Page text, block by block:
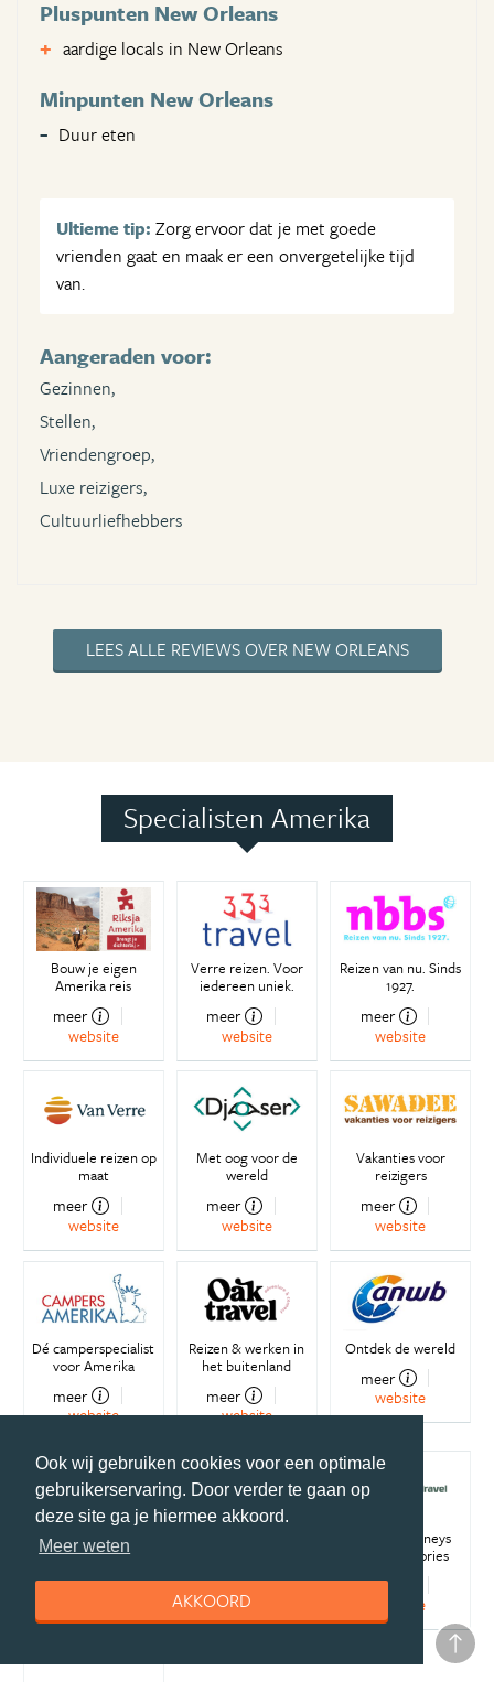
Ook wij gebruiken cookies voor een optimale
gebruikerservaring. Door verder te gaan op
deze site ga je hiermee akkoord.
Meer weten
AKKOORD
Pluspunten New Orleans
aardige locals in New Orleans
Minpunten New Orleans
Duur eten
Ultieme tip: Zorg ervoor dat je met goede
vrienden gaat en maak er een onvergetelijke tijd
van.
Aangeraden voor:
Gezinnen,
Stellen,
Vriendengroep,
Luxe reizigers,
Cultuurliefhebbers
LEES ALLE REVIEWS OVER NEW ORLEANS
Specialisten Amerika
Bouw je eigen
Amerika reis
meer
website
Verre reizen. Voor
iedereen uniek.
meer
website
Reizen van nu. Sinds
1927.
meer
website
Individuele reizen op
maat
meer
website
Met oog voor de
wereld
meer
website
Vakanties voor
reizigers
meer
website
Dé camperspecialist
voor Amerika
meer
website
Reizen & werken in
het buitenland
meer
website
Ontdek de wereld
meer
website
De Amerika en
Canada specialist
meer
meer
website
Where Journeys
Become Stories
meer
website